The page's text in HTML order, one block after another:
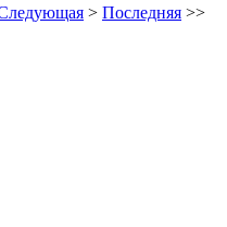
> Последняя >>